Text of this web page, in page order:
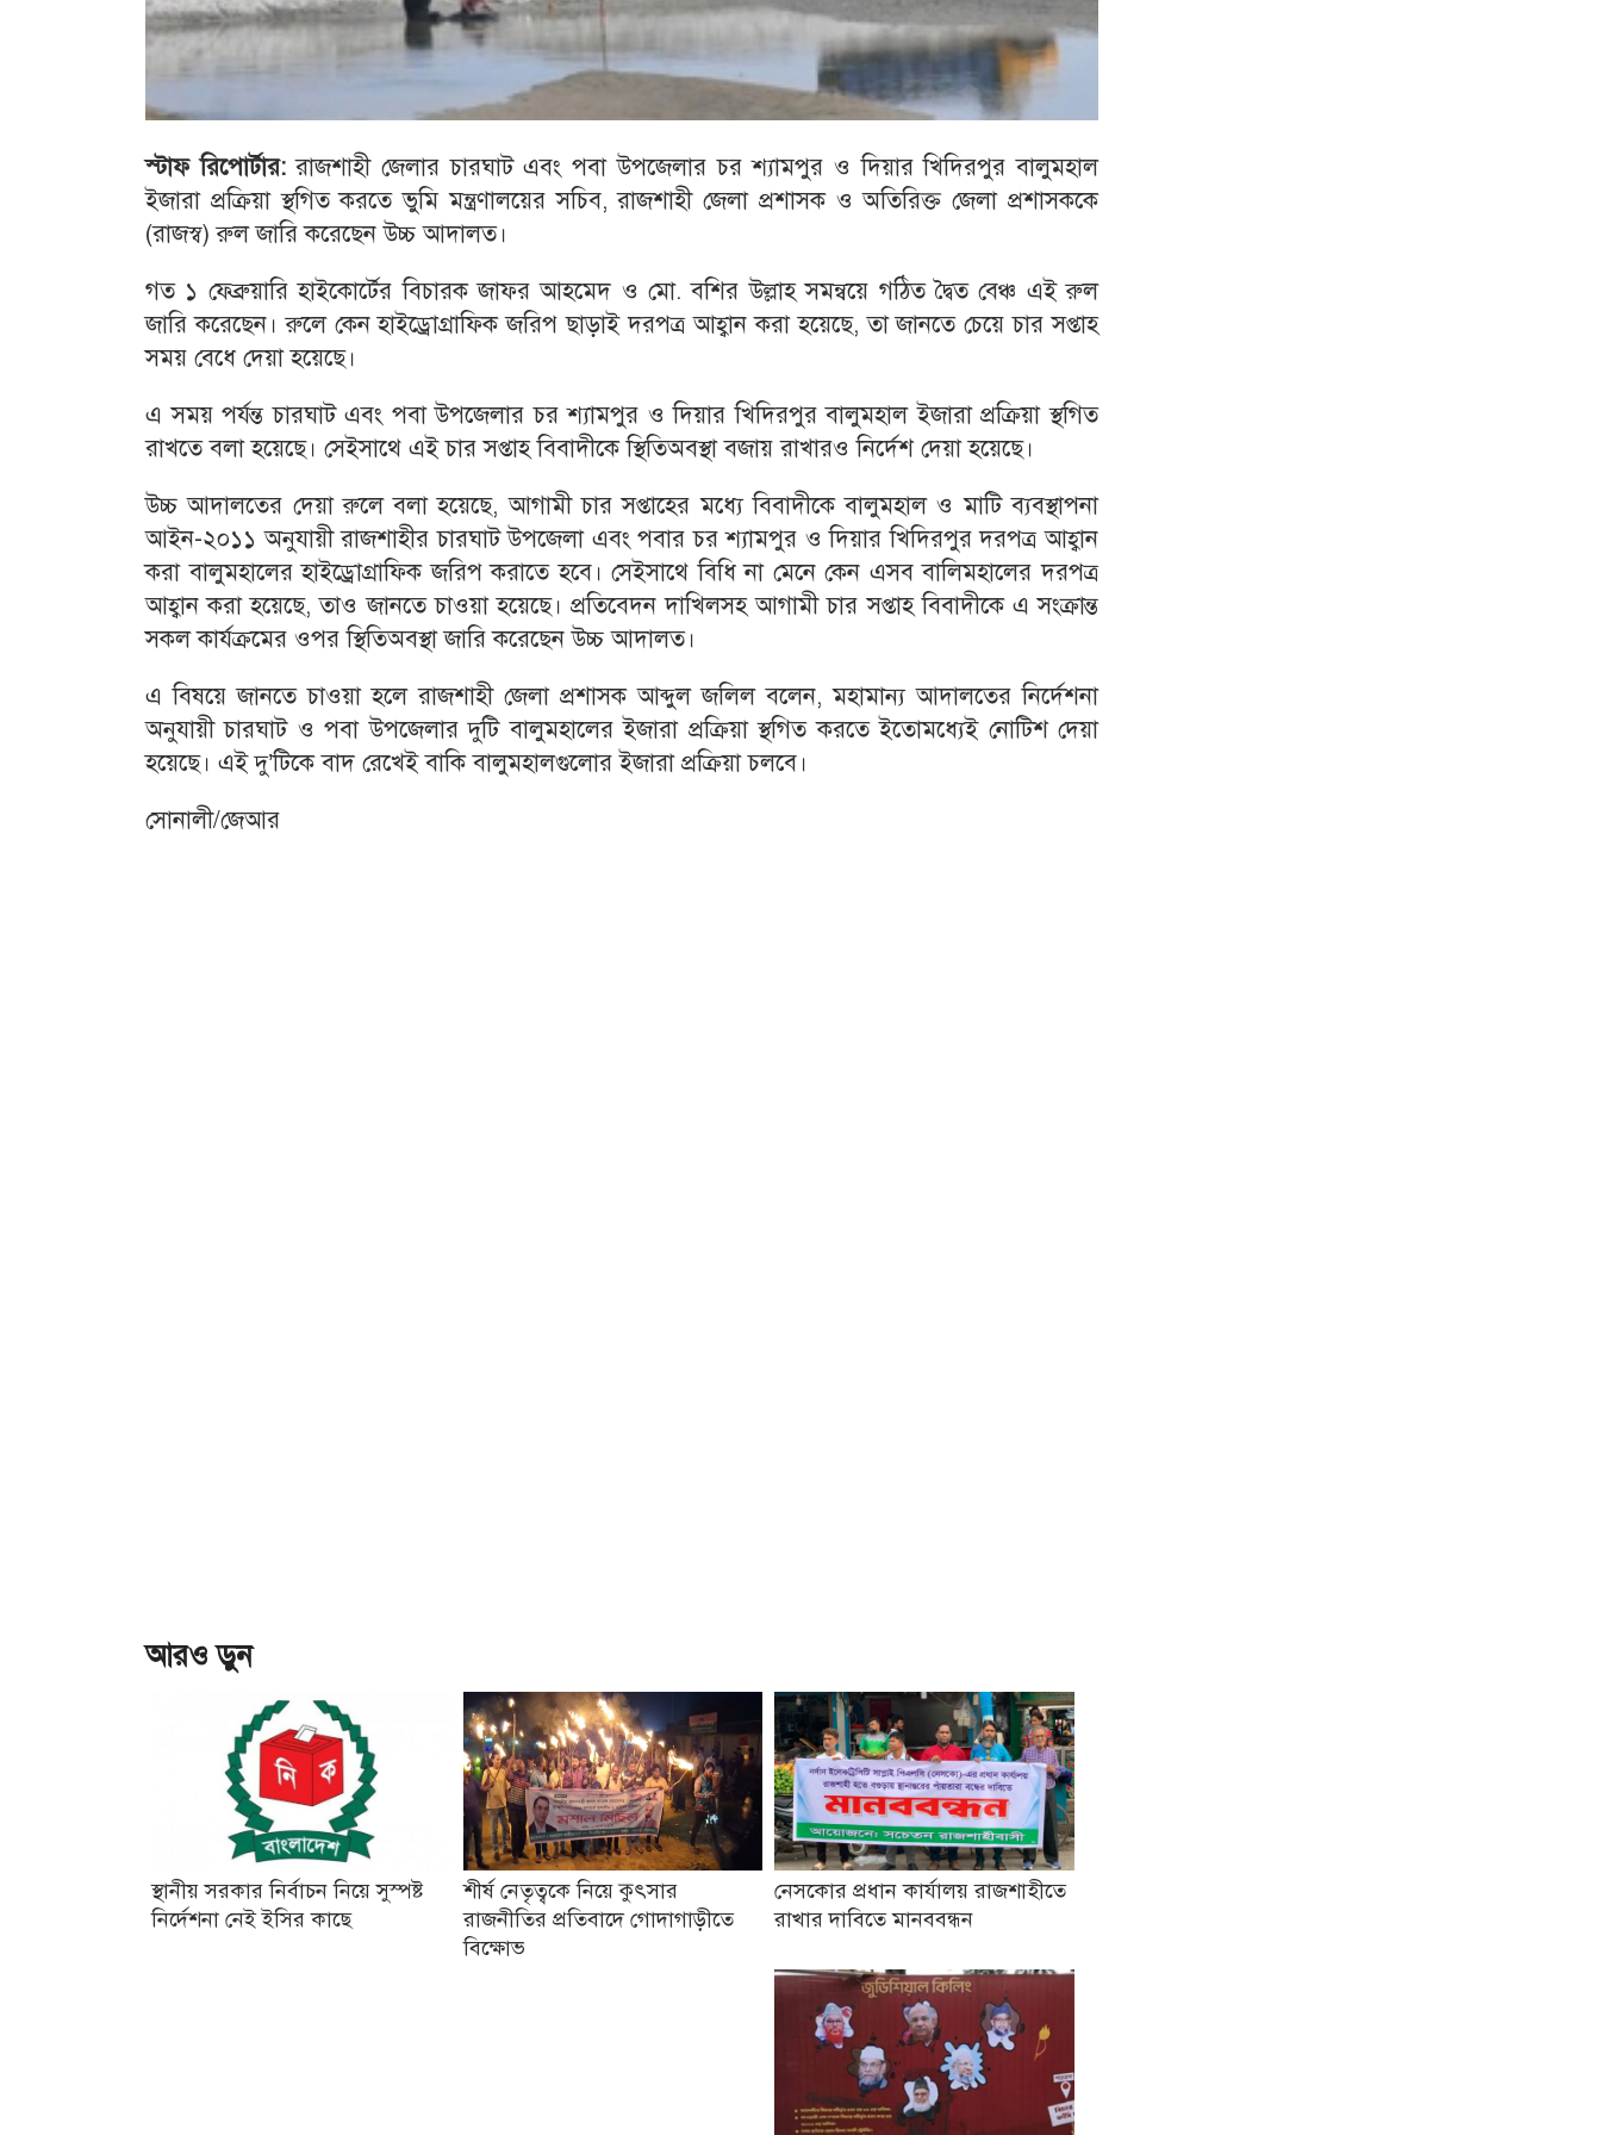
স্টাফ রিপোর্টার:রাজশাহী জেলার চারঘাট এবং পবা উপজেলার চর শ্যামপুর ও দিয়ার খিদিরপুর বালুমহাল
ইজারা প্রক্রিয়া স্থগিত করতে ভুমি মন্ত্রণালয়ের সচিব, রাজশাহী জেলা প্রশাসক ও অতিরিক্ত জেলা প্রশাসককে
(রাজস্ব) রুল জারি করেছেন উচ্চ আদালত।
গত ১ ফেব্রুয়ারি হাইকোর্টের বিচারক জাফর আহমেদ ও মো. বশির উল্লাহ সমন্বয়ে গঠিত দ্বৈত বেঞ্চ এই রুল
জারি করেছেন। রুলে কেন হাইড্রোগ্রাফিক জরিপ ছাড়াই দরপত্র আহ্বান করা হয়েছে, তা জানতে চেয়ে চার সপ্তাহ
সময় বেধে দেয়া হয়েছে।
এ সময় পর্যন্ত চারঘাট এবং পবা উপজেলার চর শ্যামপুর ও দিয়ার খিদিরপুর বালুমহাল ইজারা প্রক্রিয়া স্থগিত
রাখতে বলা হয়েছে। সেইসাথে এই চার সপ্তাহ বিবাদীকে স্থিতিঅবস্থা বজায় রাখারও নির্দেশ দেয়া হয়েছে।
উচ্চ আদালতের দেয়া রুলে বলা হয়েছে, আগামী চার সপ্তাহের মধ্যে বিবাদীকে বালুমহাল ও মাটি ব্যবস্থাপনা
আইন-২০১১ অনুযায়ী রাজশাহীর চারঘাট উপজেলা এবং পবার চর শ্যামপুর ও দিয়ার খিদিরপুর দরপত্র আহ্বান
করা বালুমহালের হাইড্রোগ্রাফিক জরিপ করাতে হবে। সেইসাথে বিধি না মেনে কেন এসব বালিমহালের দরপত্র
আহ্বান করা হয়েছে, তাও জানতে চাওয়া হয়েছে। প্রতিবেদন দাখিলসহ আগামী চার সপ্তাহ বিবাদীকে এ সংক্রান্ত
সকল কার্যক্রমের ওপর স্থিতিঅবস্থা জারি করেছেন উচ্চ আদালত।
এ বিষয়ে জানতে চাওয়া হলে রাজশাহী জেলা প্রশাসক আব্দুল জলিল বলেন, মহামান্য আদালতের নির্দেশনা
অনুযায়ী চারঘাট ও পবা উপজেলার দুটি বালুমহালের ইজারা প্রক্রিয়া স্থগিত করতে ইতোমধ্যেই নোটিশ দেয়া
হয়েছে। এই দু’টিকে বাদ রেখেই বাকি বালুমহালগুলোর ইজারা প্রক্রিয়া চলবে।
সোনালী/জেআর
আরও ড়ুন
স্থানীয় সরকার নির্বাচন নিয়ে সুস্পষ্ট
নির্দেশনা নেই ইসির কাছে
শীর্ষ নেতৃত্বকে নিয়ে কুৎসার
রাজনীতির প্রতিবাদে গোদাগাড়ীতে
বিক্ষোভ
নেসকোর প্রধান কার্যালয় রাজশাহীতে
রাখার দাবিতে মানববন্ধন